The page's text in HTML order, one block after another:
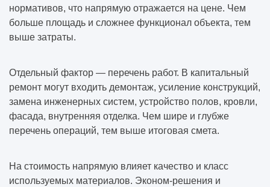
нормативов, что напрямую отражается на цене. Чем
больше площадь и сложнее функционал объекта, тем
выше затраты.
Отдельный фактор — перечень работ. В капитальный
ремонт могут входить демонтаж, усиление конструкций,
замена инженерных систем, устройство полов, кровли,
фасада, внутренняя отделка. Чем шире и глубже
перечень операций, тем выше итоговая смета.
На стоимость напрямую влияет качество и класс
используемых материалов. Эконом-решения и